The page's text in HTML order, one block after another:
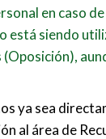
en caso
está siendo
ya sea
al área de